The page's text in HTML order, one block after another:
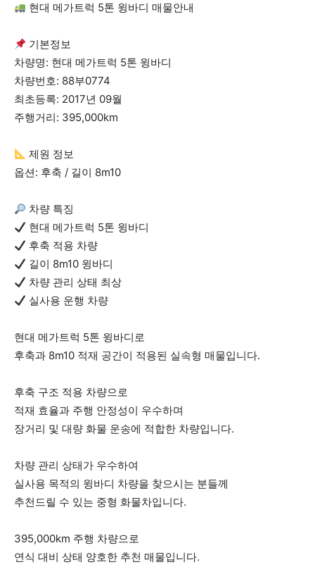
현대 메가트럭 5톤 윙바디 매물안내
기본정보
차량명: 현대 메가트럭 5톤 윙바디
차량번호: 88부0774
최초등록: 2017년 09월
주행거리: 395,000km
제원 정보
옵션: 후축 / 길이 8m10
차량 특징
현대 메가트럭 5톤 윙바디
후축 적용 차량
길이 8m10 윙바디
차량 관리 상태 최상
실사용 운행 차량
현대 메가트럭 5톤 윙바디로
후축과 8m10 적재 공간이 적용된 실속형 매물입니다.
후축 구조 적용 차량으로
적재 효율과 주행 안정성이 우수하며
장거리 및 대량 화물 운송에 적합한 차량입니다.
차량 관리 상태가 우수하여
실사용 목적의 윙바디 차량을 찾으시는 분들께
추천드릴 수 있는 중형 화물차입니다.
395,000km 주행 차량으로
연식 대비 상태 양호한 추천 매물입니다.